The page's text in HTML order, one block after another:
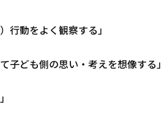
行動をよく観察する」
子ども側の思い・考えを想像する」